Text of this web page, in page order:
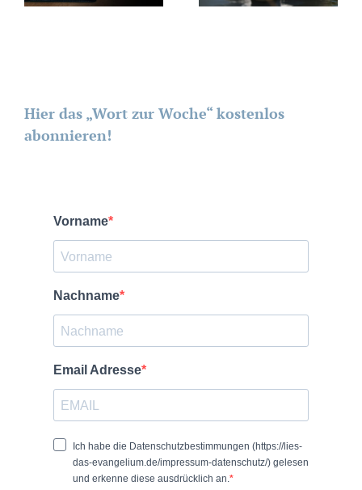
Hier das „Wort zur Woche“ kostenlos
abonnieren!